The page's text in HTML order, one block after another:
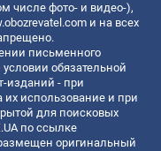
числе фото- и видео-),
и на всех
письменного
обязательной
изданий - при
использование и при
для поисковых
по ссылке
оригинальный